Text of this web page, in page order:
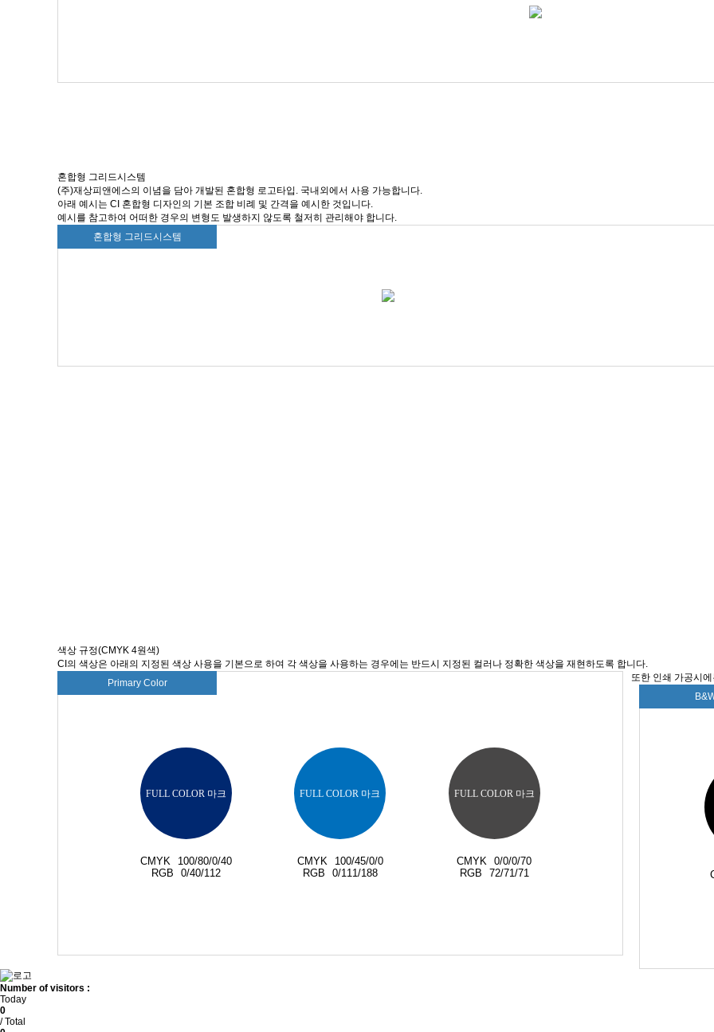
혼합형 그리드시스템
(주)재상피앤에스의 이념을 담아 개발된 혼합형 로고타입. 국내외에서 사용 가능합니다.
아래 예시는 CI 혼합형 디자인의 기본 조합 비례 및 간격을 예시한 것입니다.
예시를 참고하여 어떠한 경우의 변형도 발생하지 않도록 철저히 관리해야 합니다.
혼합형 그리드시스템
색상 규정(CMYK 4원색)
CI의 색상은 아래의 지정된 색상 사용을 기본으로 하여 각 색상을 사용하는 경우에는 반드시 지정된 컬러나 정확한 색상을 재현하도록 합니다.
또한 인쇄 가공시
Primary Color
FULL COLOR 마크
CMYK
100/80/0/40
RGB
0/40/112
FULL COLOR 마크
CMYK
100/45/0/0
RGB
0/111/188
FULL COLOR 마크
CMYK 0/0/0/70
RGB
72/71/71
Number of visitors :
Today
0
/ Total